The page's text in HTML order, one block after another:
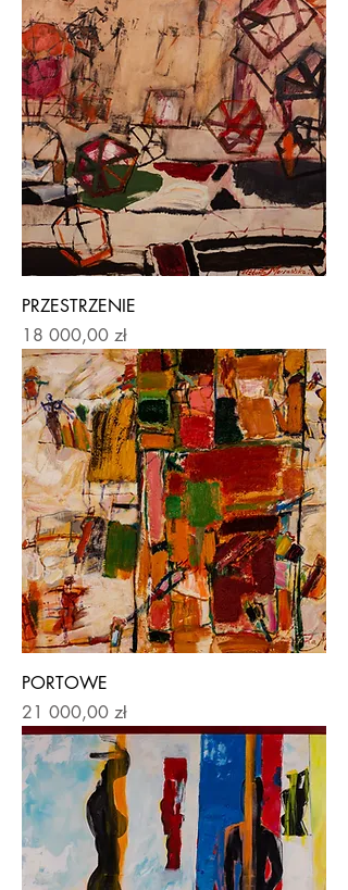
PRZESTRZENIE
Price
18 000,00 zł
PORTOWE
Price
21 000,00 zł